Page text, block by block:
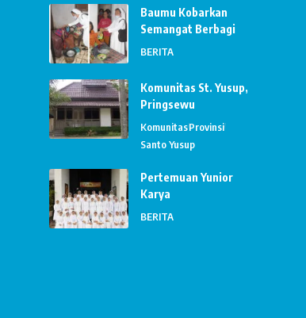
Baumu Kobarkan
Semangat Berbagi
BERITA
Komunitas St. Yusup,
Pringsewu
KomunitasProvinsi
Santo Yusup
Pertemuan Yunior
Karya
BERITA